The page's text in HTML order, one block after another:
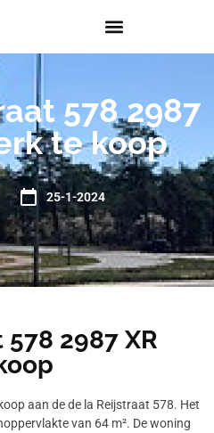
578 2987
te koop
25-1-2024
2987 XR
aan de de la Reijstraat 578. Het
van 64 m². De woning